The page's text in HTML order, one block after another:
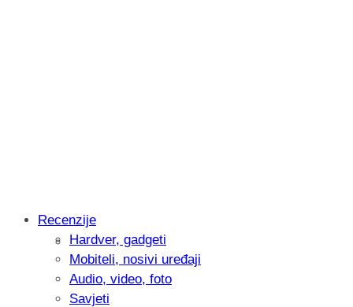
Intervju: Goran Jović, fotograf -
Recenzije
Hardver, gadgeti
Mobiteli, nosivi uređaji
Audio, video, foto
Savjeti